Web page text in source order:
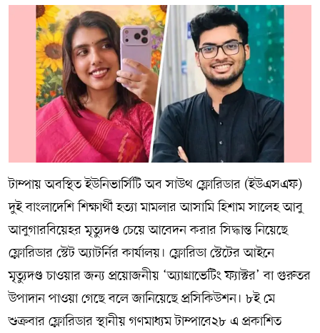
টাম্পায় অবস্থিত ইউনিভার্সিটি অব সাউথ ফ্লোরিডার (ইউএসএফ)
দুই বাংলাদেশি শিক্ষার্থী হত্যা মামলার আসামি হিশাম সালেহ আবু
আবুগারবিয়েহর মৃত্যুদণ্ড চেয়ে আবেদন করার সিদ্ধান্ত নিয়েছে
ফ্লোরিডার স্টেট অ্যাটর্নির কার্যালয়। ফ্লোরিডা স্টেটের আইনে
মৃত্যুদণ্ড চাওয়ার জন্য প্রয়োজনীয় ‘অ্যাগ্রাভেটিং ফ্যাক্টর’ বা গুরুতর
উপাদান পাওয়া গেছে বলে জানিয়েছে প্রসিকিউশন। ৮ই মে
শুক্রবার ফ্লোরিডার স্থানীয় গণমাধ্যম টাম্পাবে২৮ এ প্রকাশিত